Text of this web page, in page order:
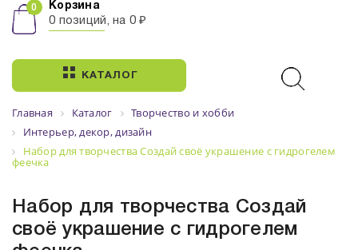
Корзина
0 позиций, на 0 ₽
КАТАЛОГ
Главная Каталог
Творчество и хобби
Интерьер, декор, дизайн
Набор для творчества Создай своё украшение с гидрогелем
феечка
Набор для творчества Создай
своё украшение с гидрогелем